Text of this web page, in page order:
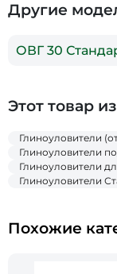
Другие
ОВГ 30
Этот товар
Глиноуловители
Глиноуловители
Глиноуловители
Глиноуловители
Похожие